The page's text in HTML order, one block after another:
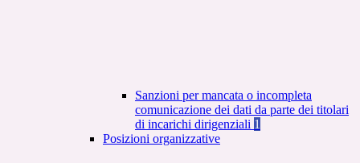
Sanzioni per mancata o incompleta
comunicazione dei dati da parte dei titolari
di incarichi dirigenziali 1
Posizioni organizzative